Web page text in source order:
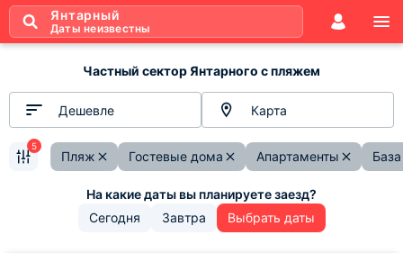
Янтарный
Даты неизвестны
Частный сектор Янтарного с пляжем
Дешевле Карта
Пляж Гостевые дома Апартаменты
5
Сегодня Завтра Выбрать даты